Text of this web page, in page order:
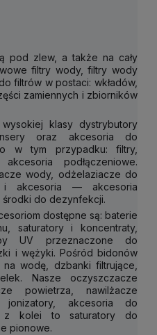
pod zlew, a także na cały
filtry wody, filtry wody
filtrów w postaci: wkładów,
zamiennych i zbiorników
klasy dystrybutory
oraz akcesoria do
w tym przypadku: filtry,
podłączeniowe.
wody, odżelaziacze do
i akcesoria — akcesoria
środki do dezynfekcji.
dostępne są: baterie
saturatory i koncentraty,
UV przeznaczone do
i wężyki. Pośród bidonów
wodę, dzbanki filtrujące,
Nasze oczyszczacze
powietrza, nawilżacze
akcesoria do
z kolei to saturatory do
pionowe.